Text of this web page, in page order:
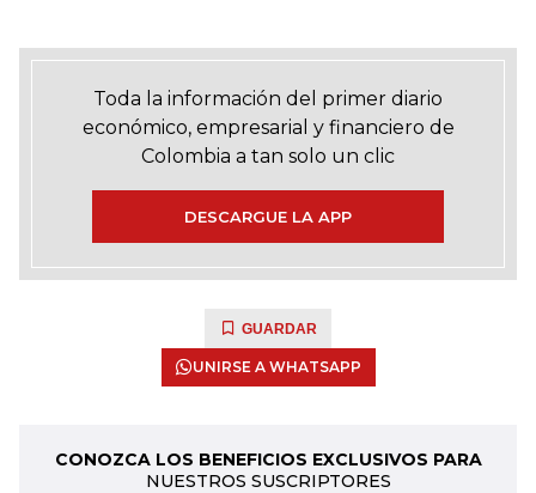
Toda la información del primer diario
económico, empresarial y financiero de
Colombia a tan solo un clic
DESCARGUE LA APP
GUARDAR
UNIRSE A WHATSAPP
CONOZCA LOS BENEFICIOS EXCLUSIVOS PARA
NUESTROS SUSCRIPTORES